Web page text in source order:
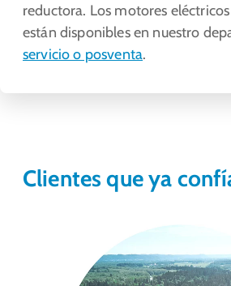
reductora. Los motores
están disponibles en nuestro
servicio o posventa.
Clientes que ya